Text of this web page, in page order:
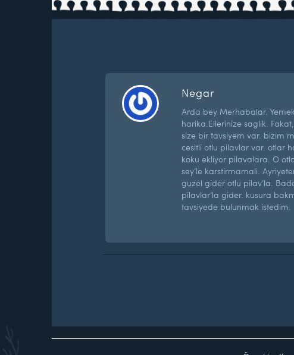
Negar
Arda bey Merhabalar.
harika.Ellerinize saglik.
size bir tavsiyem var. bizim
cesitli otlu pilavlar var. otlar
koku ekliyor pilavalara. O
sey’le karstirmamali.
guzel gider otlu pilav’la.
pilavlar’la gider. kusura
tavsiyede bulunmak istedim.